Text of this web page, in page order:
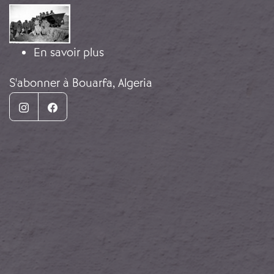
Image
En savoir plussur Réfugiés Républicains en
S'abonner à Bouarfa, Algeria
InstagramFacebook